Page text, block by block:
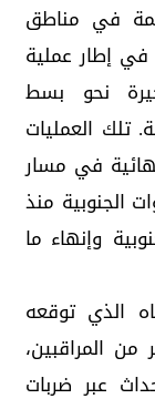
في مناطق
إطار عملية
نحو بسط
تلك العمليات
في مسار
الجنوبية منذ
وإنهاء ما
الذي توقعه
المراقبين،
عبر ضربات